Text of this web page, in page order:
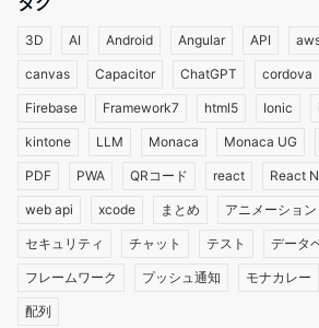
3D AI Android Angular API
canvas Capacitor ChatGPT cordova
Firebase Framework7 html5 Ionic
kintone LLM Monaca Monaca UG
PDF PWA QRコード react React
web api xcode まとめ アニメーション
セキュリティ チャット テスト データ
フレームワーク プッシュ通知 モナカレー
配列